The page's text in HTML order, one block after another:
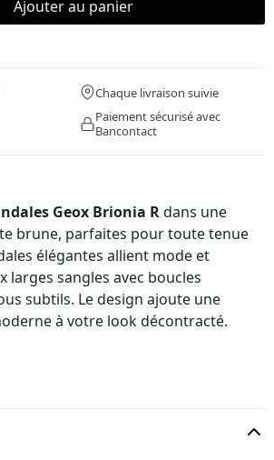
Chaque livraison suivie
Paiement sécurisé avec
Bancontact
Geox Brionia Rdans une
brune, parfaites pour toute tenue
élégantes allient mode et
larges sangles avec boucles
subtils. Le design ajoute une
à votre look décontracté.